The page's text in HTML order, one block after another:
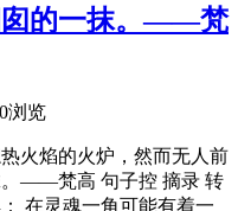
囱的一抹。——梵
浏览
火焰的火炉，然而无人前
。——梵高 句子控 摘录 转
在灵魂一角可能有着一